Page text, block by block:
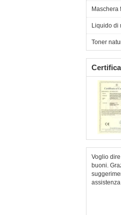
Maschera
Liquido di
Toner
Voglio
buoni.